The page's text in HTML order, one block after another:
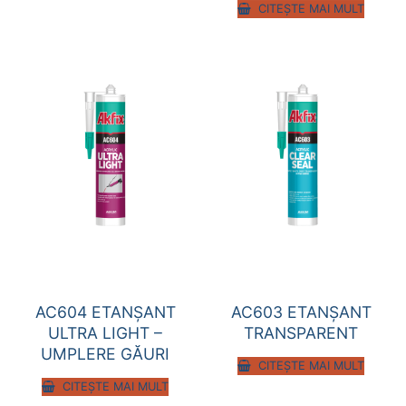
CITEȘTE MAI MULT
AC604 ETANȘANT
ULTRA LIGHT –
UMPLERE GĂURI
CITEȘTE MAI MULT
AC603 ETANȘANT
TRANSPARENT
CITEȘTE MAI MULT